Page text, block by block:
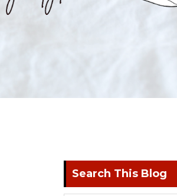
Search This Blog